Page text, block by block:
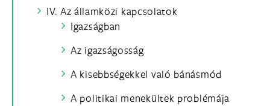
IV. Az államközi kapcsolatok
Igazságban
Az igazságosság
A kisebbségekkel való bánásmód
A politikai menekültek problémája